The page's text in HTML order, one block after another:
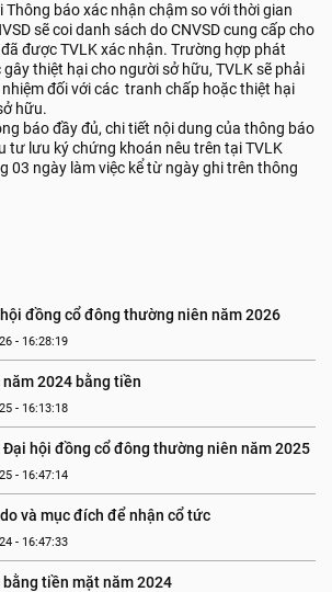
Thông báo xác nhận chậm so với thời gian
sẽ coi danh sách do CNVSD cung cấp cho
được TVLK xác nhận. Trường hợp phát
thiệt hại cho người sở hữu, TVLK sẽ phải
đối với các tranh chấp hoặc thiệt hại
hữu.
báo đầy đủ, chi tiết nội dung của thông báo
tư lưu ký chứng khoán nêu trên tại TVLK
03 ngày làm việc kể từ ngày ghi trên thông
đồng cổ đông thường niên năm 2026
- 16:28:19
2024 bằng tiền
- 16:13:18
Đại hội đồng cổ đông thường niên năm 2025
- 16:47:14
và mục đích để nhận cổ tức
- 16:47:33
tiền mặt năm 2024